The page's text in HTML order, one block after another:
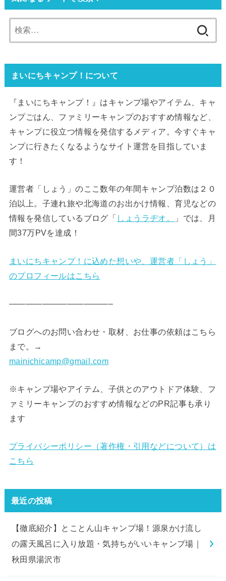
索:
まいにちキャンプ！について
『まいにちキャンプ！』はキャンプ場やアイテム、キャ
ンプごはん、ファミリーキャンプのおすすめ情報など、
キャンプに役立つ情報を発信するメディア。今すぐキャ
ンプに行きたくなるようなサイト運営を目指していま
す！
運営者「しょう」のここ数年の年間キャンプ泊数は２０
泊以上。子連れ旅や北海道のお出かけ情報、育児などの
情報を発信しているブログ「 しょうラヂオ。
」では、月
間37万PVを達成！
まいにちキャンプ！に込めた想いや、運営者「しょう」
のプロフィールはこちら
————————————–
ブログへのお問い合わせ・取材、お仕事の依頼はこちら
まで。→
mainichicamp@gmail.com
※キャンプ場やアイテム、子供とのアウトドア体験、フ
ァミリーキャンプのおすすめ情報などのPR記事も承り
ます
プライバシーポリシー（著作権・引用などについて）は
こちら
最近の投稿
【徹底紹介】とことん山キャンプ場！源泉かけ流し
の露天風呂に入り放題・気持ちがいいキャンプ場｜
秋田県湯沢市